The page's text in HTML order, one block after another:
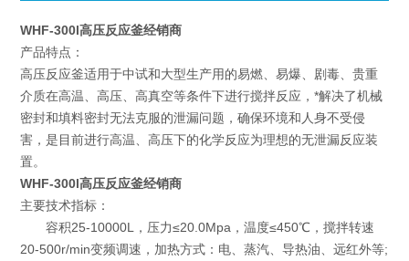
WHF-300l高压反应釜经销商
产品特点：
高压反应釜适用于中试和大型生产用的易燃、易爆、剧毒、贵重
介质在高温、高压、高真空等条件下进行搅拌反应，*解决了机械
密封和填料密封无法克服的泄漏问题，确保环境和人身不受侵
害，是目前进行高温、高压下的化学反应为理想的无泄漏反应装
置。
WHF-300l高压反应釜经销商
主要技术指标：
容积25-10000L，压力≤20.0Mpa，温度≤450℃，搅拌转速
20-500r/min变频调速，加热方式：电、蒸汽、导热油、远红外等;